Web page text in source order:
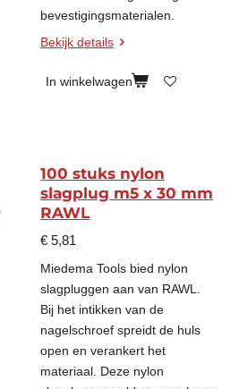
bevestigingsmaterialen.
Bekijk details
In winkelwagen
100 stuks nylon
slagplug m5 x 30 mm
RAWL
€ 5,81
Miedema Tools bied nylon
slagpluggen aan van RAWL.
Bij het intikken van de
nagelschroef spreidt de huls
open en verankert het
materiaal. Deze nylon